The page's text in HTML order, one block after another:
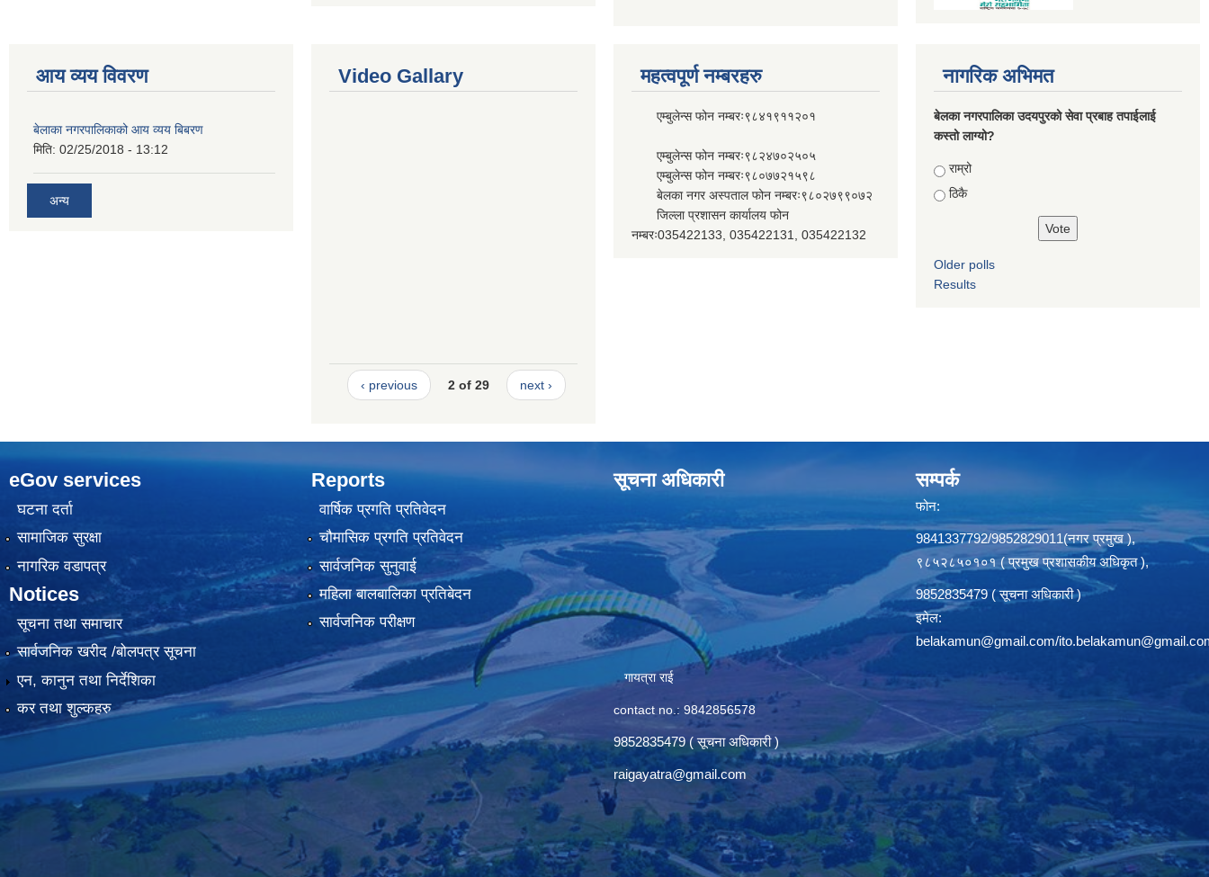
आय व्यय विवरण
बेलाका नगरपालिकाको आय व्यय बिबरण
मिति: 02/25/2018 - 13:12
अन्य
Video Gallary
‹ previous 2 of 29 next ›
महत्वपूर्ण नम्बरहरु
एम्बुलेन्स फोन नम्बरः९८४१९११२०१
एम्बुलेन्स फोन नम्बरः९८२४७०२५०५
एम्बुलेन्स फोन नम्बरः९८०७७२१५९८
बेलका नगर अस्पताल फोन नम्बरः९८०२७९९०७२
जिल्ला प्रशासन कार्यालय फोन
नम्बरः035422133, 035422131, 035422132
नागरिक अभिमत
बेलका नगरपालिका उदयपुरको सेवा प्रबाह तपाईलाई
कस्तो लाग्यो?
Choices
राम्रो
ठिकै
Older polls
Results
eGov services
घटना दर्ता
सामाजिक सुरक्षा
नागरिक वडापत्र
Notices
सूचना तथा समाचार
सार्वजनिक खरीद /बोलपत्र सूचना
एन, कानुन तथा निर्देशिका
कर तथा शुल्कहरु
Reports
वार्षिक प्रगति प्रतिवेदन
चौमासिक प्रगति प्रतिवेदन
सार्वजनिक सुनुवाई
महिला बालबालिका प्रतिबेदन
सार्वजनिक परीक्षण
सूचना अधिकारी
गायत्रा राई
contact no.: 9842856578
9852835479 ( सूचना अधिकारी )
raigayatra@gmail.com
सम्पर्क
फोन:
9841337792/9852829011(नगर प्रमुख ),
९८५२८५०१०१ ( प्रमुख प्रशासकीय अधिकृत ),
9852835479 ( सूचना अधिकारी )
इमेल:
belakamun@gmail.com/